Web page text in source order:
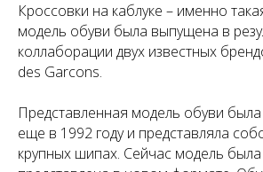
Кроссовки на каблуке – именно
модель обуви была выпущена в
коллаборации двух известных
des Garcons.
Представленная модель обуви
еще в 1992 году и представляла
крупных шипах. Сейчас модель